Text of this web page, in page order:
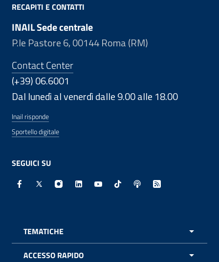
RECAPITI E CONTATTI
INAIL Sede centrale
P.le Pastore 6, 00144 Roma (RM)
Contact Center
(+39) 06.6001
Dal lunedì al venerdì dalle 9.00 alle 18.00
Inail risponde
Sportello digitale
SEGUICI SU
Facebook - Sito esterno - Apertura in nuova finestra
X - Sito esterno - Apertura in nuova finestra
Instagram - Sito esterno - Apertura in
Linkedin - Sito esterno - Apertura in
Youtube - Sito esterno -
TikTok - Sito esterno -
Spreaker - Sito
Feed RSS -
TEMATICHE
ACCESSO RAPIDO